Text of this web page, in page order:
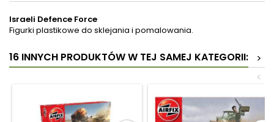
Israeli Defence Force
Figurki plastikowe do sklejania i pomalowania.
16 INNYCH PRODUKTÓW W TEJ SAMEJ KATEGORII:
>
<